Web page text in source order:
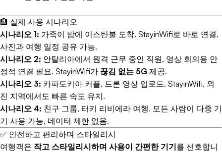
🏨 실제 사용 시나리오
시나리오 1: 가족이 밤에 이스탄불 도착. StayinWifi로 바로 연결,
사진과 여행 일정 공유 가능.
시나리오 2: 안탈리아에서 원격 근무 중인 직원, 영상 회의용 안
정적 연결 필요. StayinWifi가 끊김 없는 5G 제공.
시나리오 3: 카파도키아 커플, 드론 영상 업로드. StayinWifi, 외
진 지역에서도 빠른 속도 유지.
시나리오 4: 친구 그룹, 터키 리비에라 여행. 모든 사람이 다중 기
기 사용 가능, 데이터 제한 없음.
✅ 안전하고 편리하며 스타일리시
여행객은 작고 스타일리시하며 사용이 간편한 기기를 선호합니